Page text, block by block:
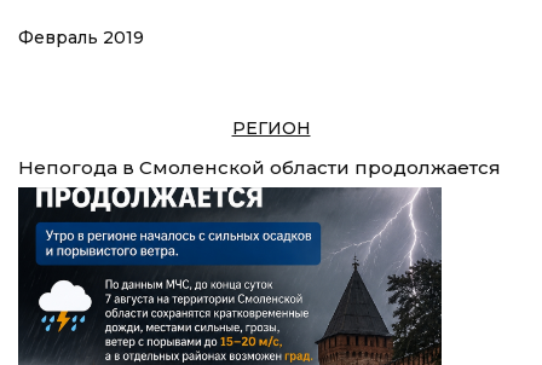
Февраль 2019
РЕГИОН
Непогода в Смоленской области продолжается